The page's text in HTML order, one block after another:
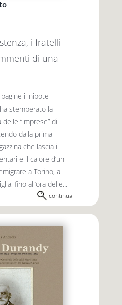
i fratelli
di una
il nipote
stemperato la
“imprese” di
dalla prima
che lascia i
e il calore d’un
a Torino, a
fino all’ora delle...
continua